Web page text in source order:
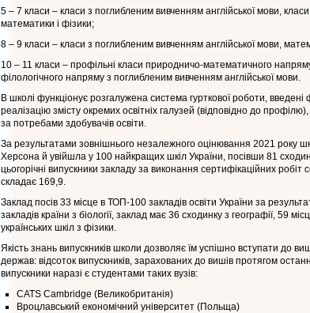
5 – 7 класи – класи з поглибленим вивченням англійської мови,
математики і фізики;
8 – 9 класи – класи з поглибленим вивченням англійської мови,
10 – 11 класи – профільні класи природничо-математичного
філологічного напряму з поглибленим вивченням англійської мови.
В школі функціонує розгалужена система гурткової роботи,
реалізацію змісту окремих освітніх галузей (відповідно до
за потребами здобувачів освіти.
За результатами зовнішнього незалежного оцінювання 2021 року
Херсона й увійшла у 100 найкращих шкіл України, посівши 81
цьогорічні випускники закладу за виконання сертифікаційних
складає 169,9.
Заклад посів 33 місце в ТОП-100 закладів освіти України за
закладів країни з біології, заклад має 36 сходинку з географії, 59
українських шкіл з фізики.
Якість знань випускників школи дозволяє їм успішно вступати до
держав: відсоток випускників, зарахованих до вишів протягом
випускники наразі є студентами таких вузів:
СATS Cambridge (Великобританія)
Вроцлавський економічний університет (Польща)